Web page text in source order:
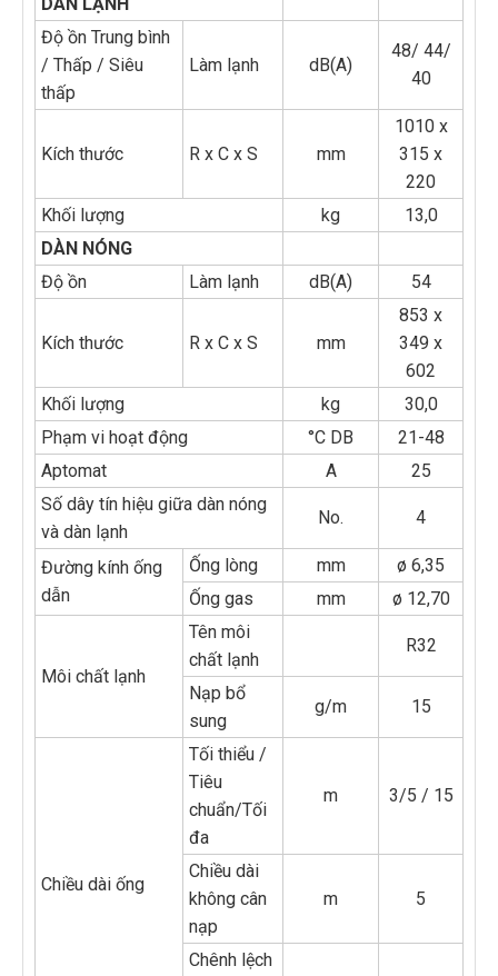
DÀN LẠNH
Độ ồn Trung bình
/ Thấp / Siêu
thấp
Làm lạnh dB(A)
48/ 44/
40
Kích thước R x C x S mm
1010 x
315 x
220
Khối lượng
kg
13,0
DÀN NÓNG
Độ ồn
Làm lạnh dB(A) 54
Kích thước R x C x S mm
853 x
349 x
602
Khối lượng
kg
30,0
Phạm vi hoạt động
°C DB
21-48
Aptomat
A
25
Số dây tín hiệu giữa dàn nóng
và dàn lạnh
No. 4
Đường kính ống
dẫn
Ống lòng mm
ø 6,35
Ống gas
mm ø 12,70
Môi chất lạnh
Tên môi
chất lạnh
R32
Nạp bổ
sung
g/m 15
Chiều dài ống
Tối thiểu /
Tiêu
chuẩn/Tối
đa
m 3/5 / 15
Chiều dài
không cân
nạp
m 5
Chênh lệch